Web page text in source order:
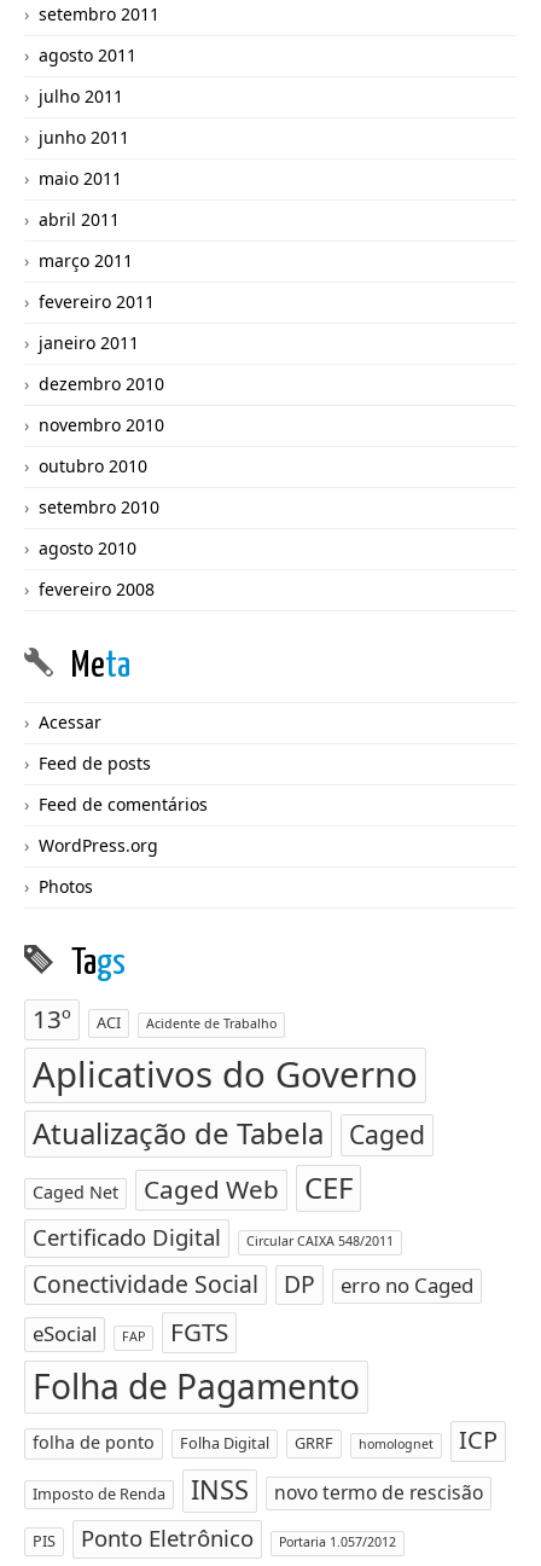
setembro 2011
agosto 2011
julho 2011
junho 2011
maio 2011
abril 2011
março 2011
fevereiro 2011
janeiro 2011
dezembro 2010
novembro 2010
outubro 2010
setembro 2010
agosto 2010
fevereiro 2008
Meta
Acessar
Feed de posts
Feed de comentários
WordPress.org
Photos
Tags
13º ACI Acidente de Trabalho
Aplicativos do Governo
Atualização de Tabela Caged
Caged Net Caged Web CEF
Certificado Digital Circular CAIXA 548/2011
Conectividade Social DP
erro no Caged
eSocial
FAP FGTS
Folha de Pagamento
folha de ponto Folha Digital GRRF homolognet ICP
Imposto de Renda INSS novo termo de rescisão
PIS Ponto Eletrônico Portaria 1.057/2012